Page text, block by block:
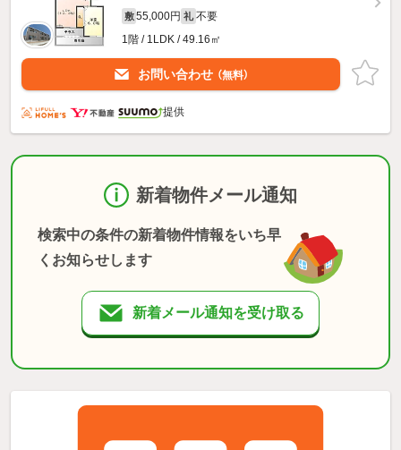
敷 55,000円 礼 不要
1階 / 1LDK / 49.16㎡
お問い合わせ （無料）
提供
新着物件メール通知
検索中の条件の新着物件情報をいち早
くお知らせします
新着メール通知を受け取る